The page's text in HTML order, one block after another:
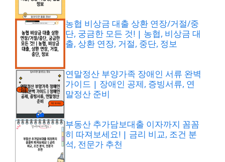
농협 비상금 대출 상환 연장/거절/중
단, 궁금한 모든 것! | 농협, 비상금 대
출, 상환 연장, 거절, 중단, 정보
연말정산 부양가족 장애인 서류 완벽
가이드 | 장애인 공제, 증빙서류, 연
말정산 준비
부동산 추가담보대출 이자까지 꼼꼼
히 따져보세요! | 금리 비교, 조건 분
석, 전문가 추천